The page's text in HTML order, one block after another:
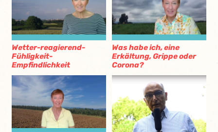
Wetter-reagierend-
Fühligkeit-
Empfindlichkeit
Was habe ich, eine
Erkältung, Grippe oder
Corona?